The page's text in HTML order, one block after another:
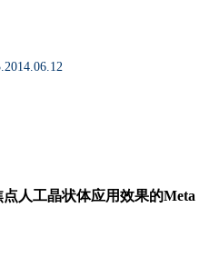
人工晶状体应用效果的Meta